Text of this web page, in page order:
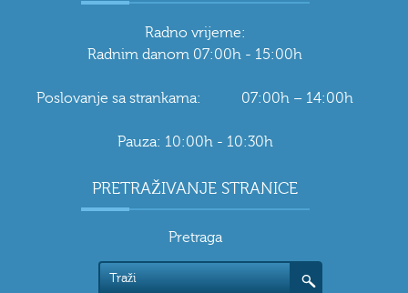
Radno vrijeme:
Radnim danom 07:00h - 15:00h
Poslovanje sa strankama: 07:00h – 14:00h
Pauza: 10:00h - 10:30h
PRETRAŽIVANJE STRANICE
Pretraga